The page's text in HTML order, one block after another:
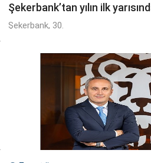
Şekerbank’tan yılın ilk
Şekerbank, 30.